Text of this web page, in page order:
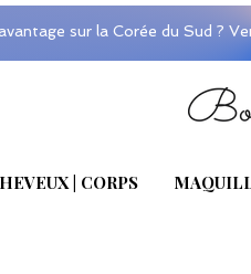
sur la Corée du Sud ?
| CORPS